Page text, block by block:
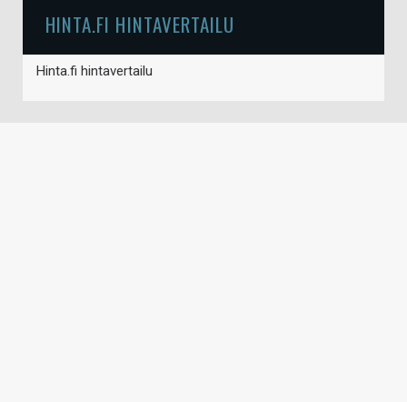
HINTA.FI HINTAVERTAILU
Hinta.fi hintavertailu